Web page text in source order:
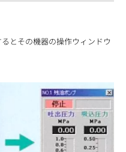
とその機器の操作ウィンドウ